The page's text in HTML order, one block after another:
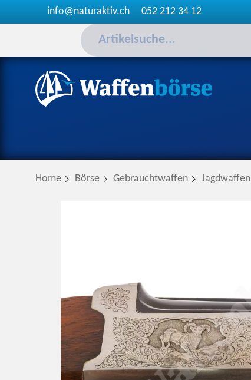
info@naturaktiv.ch 052 212 34 12
Home Börse Gebrauchtwaffen Jagdwaffen